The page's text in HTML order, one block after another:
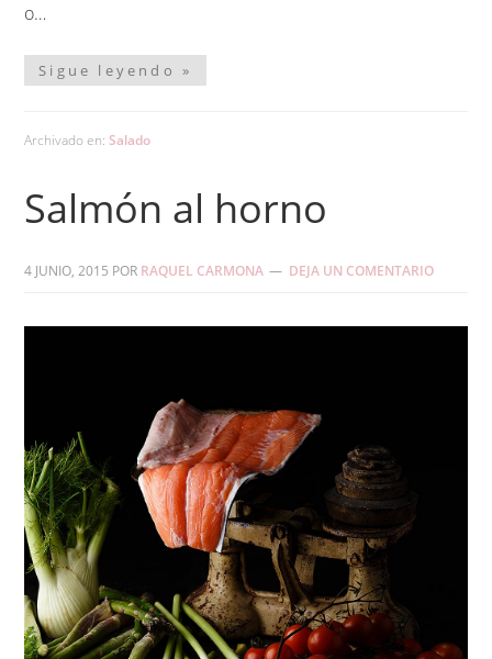
o…
Sigue leyendo »
Archivado en: Salado
Salmón al horno
4 JUNIO, 2015 POR RAQUEL CARMONA DEJA UN COMENTARIO